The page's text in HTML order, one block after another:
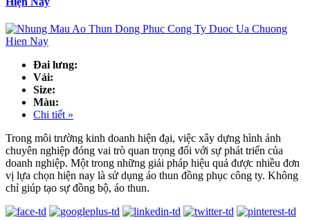
Đai lưng:
Vải:
Size:
Màu:
Chi tiết »
Trong môi trường kinh doanh hiện đại, việc xây dựng hình ảnh
chuyên nghiệp đóng vai trò quan trọng đối với sự phát triển của
doanh nghiệp. Một trong những giải pháp hiệu quả được nhiều đơn
vị lựa chọn hiện nay là sử dụng áo thun đồng phục công ty. Không
chỉ giúp tạo sự đồng bộ, áo thun.